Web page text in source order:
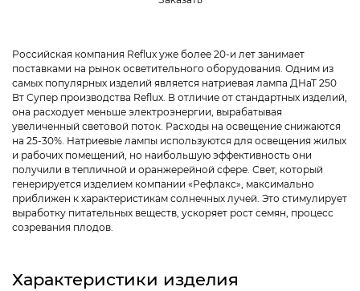
Российская компания Reflux уже более 20-и лет занимает
поставками на рынок осветительного оборудования. Одним из
самых популярных изделий является натриевая лампа ДНаТ 250
Вт Супер производства Reflux. В отличие от стандартных изделий,
она расходует меньше электроэнергии, вырабатывая
увеличенный световой поток. Расходы на освещение снижаются
на 25-30%. Натриевые лампы используются для освещения жилых
и рабочих помещений, но наибольшую эффективность они
получили в тепличной и оранжерейной сфере. Свет, который
генерируется изделием компании «Рефлакс», максимально
приближен к характеристикам солнечных лучей. Это стимулирует
выработку питательных веществ, ускоряет рост семян, процесс
созревания плодов.
Характеристики изделия